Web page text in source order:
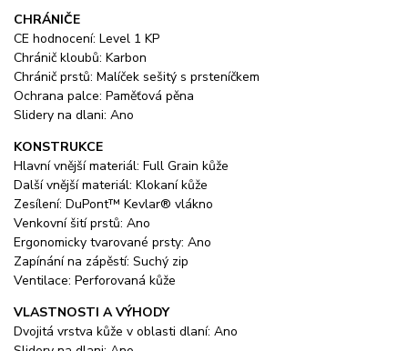
CHRÁNIČE
CE hodnocení: Level 1 KP
Chránič kloubů: Karbon
Chránič prstů: Malíček sešitý s prsteníčkem
Ochrana palce: Paměťová pěna
Slidery na dlani: Ano
KONSTRUKCE
Hlavní vnější materiál: Full Grain kůže
Další vnější materiál: Klokaní kůže
Zesílení: DuPont™ Kevlar® vlákno
Venkovní šití prstů: Ano
Ergonomicky tvarované prsty: Ano
Zapínání na zápěstí: Suchý zip
Ventilace: Perforovaná kůže
VLASTNOSTI A VÝHODY
Dvojitá vrstva kůže v oblasti dlaní: Ano